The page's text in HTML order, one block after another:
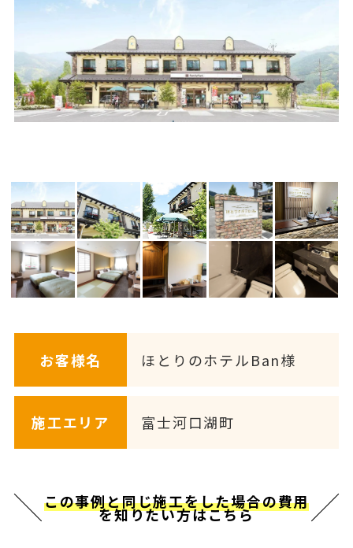
お客様名 ほとりのホテルBan様
施工エリア 富士河口湖町
この事例と同じ施工をした場合の費用
を知りたい方はこちら